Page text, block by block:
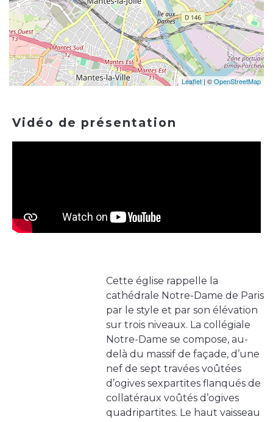
Leaflet| ©OpenStreetMap
Vidéo de présentation
Cette église rappelle la
cathédrale Notre-Dame de Paris
par le style et par son élévation
sur trois niveaux. La collégiale
Notre-Dame se compose, au-
delà du massif de façade, d’une
nef de sept travées voûtées
d’ogives sexpartites flanqués de
collatéraux voûtés d’ogives
quadripartites. Le haut vaisseau